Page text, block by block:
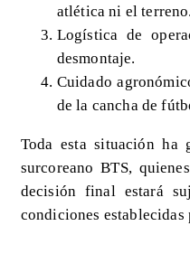
atlética ni el terreno.
Logística de
desmontaje.
Cuidado
de la cancha de
Toda esta situación ha
surcoreano BTS,
decisión final estará
condiciones establecidas